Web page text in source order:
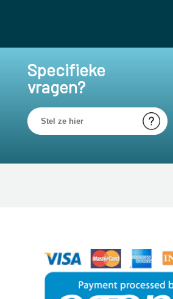
Specifieke
vragen?